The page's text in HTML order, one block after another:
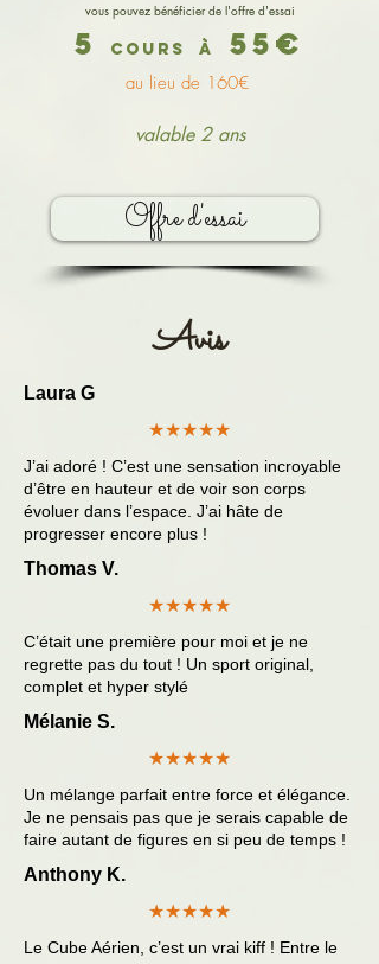
vous pouvez bénéficier de l'offre d'essai
5 cours à 55€
au lieu de 160€
valable 2 ans
Offre d'essai
Avis
Laura G
★★★★★
J’ai adoré ! C’est une sensation incroyable
d’être en hauteur et de voir son corps
évoluer dans l’espace. J’ai hâte de
progresser encore plus !
Thomas V.
★★★★★
C’était une première pour moi et je ne
regrette pas du tout ! Un sport original,
complet et hyper stylé
Mélanie S.
★★★★★
Un mélange parfait entre force et élégance.
Je ne pensais pas que je serais capable de
faire autant de figures en si peu de temps !
Anthony K.
★★★★★
Le Cube Aérien, c’est un vrai kiff ! Entre le